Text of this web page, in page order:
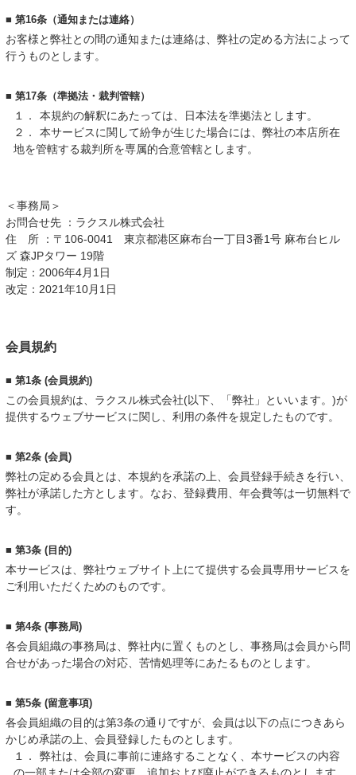
■ 第16条（通知または連絡）
お客様と弊社との間の通知または連絡は、弊社の定める方法によって
行うものとします。
■ 第17条（準拠法・裁判管轄）
１．
本規約の解釈にあたっては、日本法を準拠法とします。
２．
本サービスに関して紛争が生じた場合には、弊社の本店所在
地を管轄する裁判所を専属的合意管轄とします。
＜事務局＞
お問合せ先 ：ラクスル株式会社
住 所 ：〒106-0041 東京都港区麻布台一丁目3番1号 麻布台ヒル
ズ 森JPタワー 19階
制定：2006年4月1日
改定：2021年10月1日
会員規約
■ 第1条 (会員規約)
この会員規約は、ラクスル株式会社(以下、「弊社」といいます。)が
提供するウェブサービスに関し、利用の条件を規定したものです。
■ 第2条 (会員)
弊社の定める会員とは、本規約を承諾の上、会員登録手続きを行い、
弊社が承諾した方とします。なお、登録費用、年会費等は一切無料で
す。
■ 第3条 (目的)
本サービスは、弊社ウェブサイト上にて提供する会員専用サービスを
ご利用いただくためのものです。
■ 第4条 (事務局)
各会員組織の事務局は、弊社内に置くものとし、事務局は会員から問
合せがあった場合の対応、苦情処理等にあたるものとします。
■ 第5条 (留意事項)
各会員組織の目的は第3条の通りですが、会員は以下の点につきあら
かじめ承諾の上、会員登録したものとします。
１．
弊社は、会員に事前に連絡することなく、本サービスの内容